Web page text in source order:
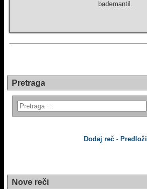
bademantil.
Pretraga
Dodaj reč - Predloži
Nove reči